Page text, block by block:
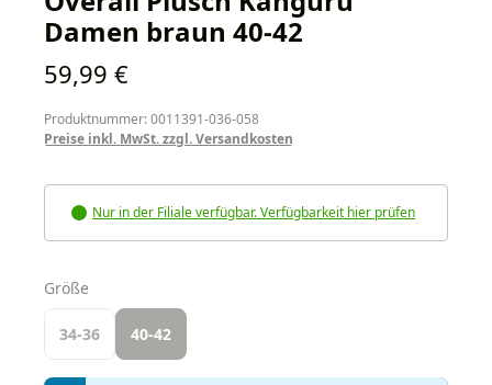
Damen braun 40-42
Regulärer Preis:
59,99 €
Produktnummer: 0011391-036-058
Preise inkl. MwSt. zzgl. Versandkosten
Nur in der Filiale verfügbar. Verfügbarkeit hier prüfen
Größe
34-36 40-42